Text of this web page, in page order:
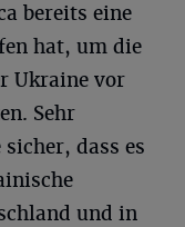
bereits eine
hat, um die
Ukraine vor
Sehr
dass es
und in